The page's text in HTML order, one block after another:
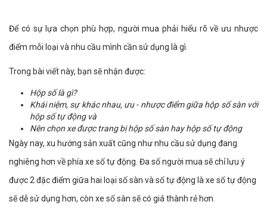
Để có sự lựa chọn phù hợp, người mua phải hiểu rõ về ưu nhược
điểm mỗi loại và nhu cầu mình cần sử dụng là gì.
Trong bài viết này, bạn sẽ nhận được:
Hộp số là gì?
Khái niệm, sự khác nhau, ưu - nhược điểm giữa hộp số sàn với
hộp số tự động và
Nên chọn xe được trang bị hộp số sàn hay hộp số tự động
Ngày nay, xu hướng sản xuất cũng như nhu cầu sử dụng đang
nghiêng hơn về phía xe số tự động. Đa số người mua sẽ chỉ lưu ý
được 2 đặc điểm giữa hai loại số sàn và số tự động là xe số tự động
sẽ dễ sử dụng hơn, còn xe số sàn sẽ có giá thành rẻ hơn.